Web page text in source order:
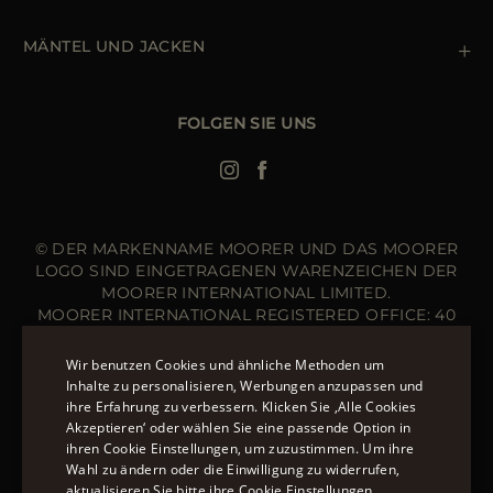
Erklärung zur Barrierefreiheit
MÄNTEL UND JACKEN
FOLGEN SIE UNS
© DER MARKENNAME MOORER UND DAS MOORER
LOGO SIND EINGETRAGENEN WARENZEICHEN DER
MOORER INTERNATIONAL LIMITED.
MOORER INTERNATIONAL REGISTERED OFFICE: 40
KINGDOM. COMPANY REGISTRATION NUMBER: 141015
WEBSITE VERWALTET VON DER THE LEVEL GROUP
S.R.L
ÜBER 20 MÖGLICHKEITEN, AUF MOORER.EU ZU
BEZAHLEN.ERFAHREN SIE MEHR ÜBER DIE
ENGLISH
ITALIAN
FRENCH
Wir benutzen Cookies und ähnliche Methoden um
Inhalte zu personalisieren, Werbungen anzupassen und
ihre Erfahrung zu verbessern. Klicken Sie ‚Alle Cookies
Akzeptieren‘ oder wählen Sie eine passende Option in
ihren Cookie Einstellungen, um zuzustimmen. Um ihre
Wahl zu ändern oder die Einwilligung zu widerrufen,